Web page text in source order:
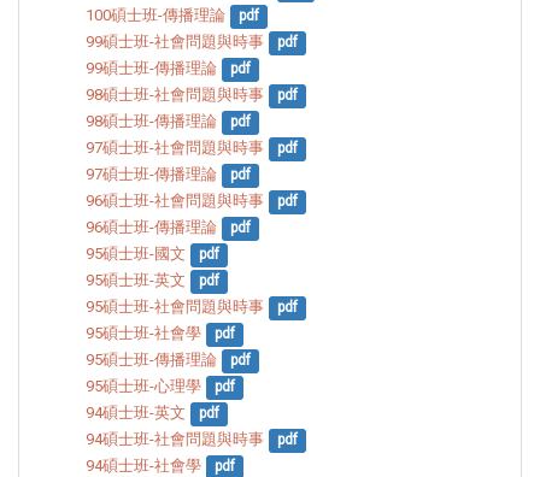
100碩士班-傳播理論 pdf
99碩士班-社會問題與時事 pdf
99碩士班-傳播理論 pdf
98碩士班-社會問題與時事 pdf
98碩士班-傳播理論 pdf
97碩士班-社會問題與時事 pdf
97碩士班-傳播理論 pdf
96碩士班-社會問題與時事 pdf
96碩士班-傳播理論 pdf
95碩士班-國文 pdf
95碩士班-英文 pdf
95碩士班-社會問題與時事 pdf
95碩士班-社會學 pdf
95碩士班-傳播理論 pdf
95碩士班-心理學 pdf
94碩士班-英文 pdf
94碩士班-社會問題與時事 pdf
94碩士班-社會學 pdf